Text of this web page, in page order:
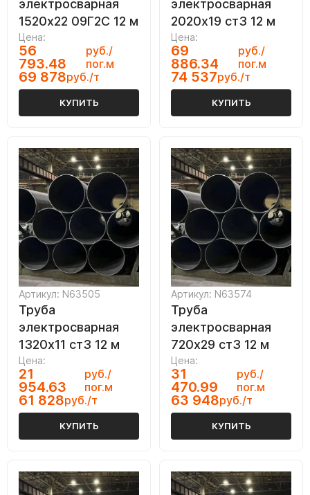
электросварная
1520х22 09Г2С 12 м
Цена:
56
793.48
руб./
пог.м
69 878руб./т
КУПИТЬ
электросварная
2020х19 ст3 12 м
Цена:
69
886.34
руб./
пог.м
74 537руб./т
КУПИТЬ
Артикул: N63505
Труба
электросварная
1320х11 ст3 12 м
Цена:
21
954.63
руб./
пог.м
61 828руб./т
КУПИТЬ
Артикул: N63574
Труба
электросварная
720х29 ст3 12 м
Цена:
31
470.99
руб./
пог.м
63 948руб./т
КУПИТЬ